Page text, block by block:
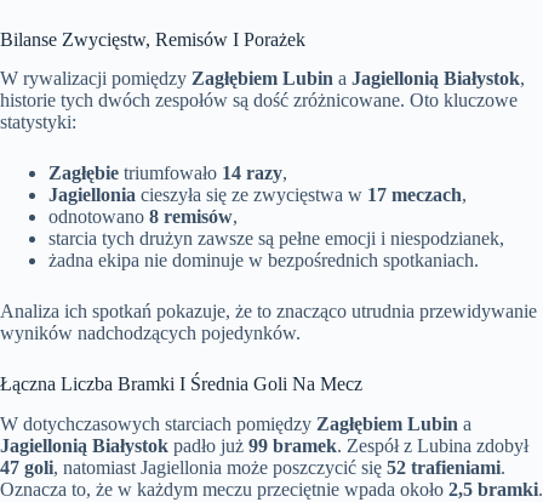
Bilanse Zwycięstw, Remisów I Porażek
W rywalizacji pomiędzy Zagłębiem Lubin a Jagiellonią Białystok,
historie tych dwóch zespołów są dość zróżnicowane. Oto kluczowe
statystyki:
Zagłębie triumfowało 14 razy,
Jagiellonia cieszyła się ze zwycięstwa w 17 meczach,
odnotowano 8 remisów,
starcia tych drużyn zawsze są pełne emocji i niespodzianek,
żadna ekipa nie dominuje w bezpośrednich spotkaniach.
Analiza ich spotkań pokazuje, że to znacząco utrudnia przewidywanie
wyników nadchodzących pojedynków.
Łączna Liczba Bramki I Średnia Goli Na Mecz
W dotychczasowych starciach pomiędzy Zagłębiem Lubin a
Jagiellonią Białystok padło już 99 bramek. Zespół z Lubina zdobył
47 goli, natomiast Jagiellonia może poszczycić się 52 trafieniami.
Oznacza to, że w każdym meczu przeciętnie wpada około 2,5 bramki.